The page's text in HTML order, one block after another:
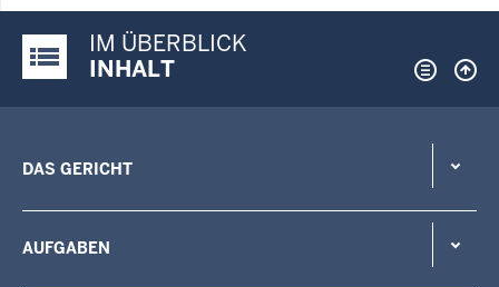
Justiz-Portal im Überblick:
IM ÜBERBLICK
INHALT
DAS GERICHT
AUFGABEN